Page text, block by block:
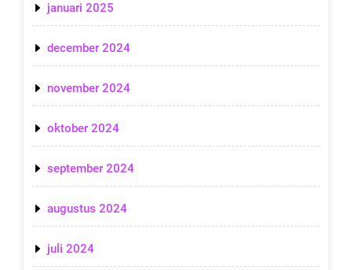
januari 2025
december 2024
november 2024
oktober 2024
september 2024
augustus 2024
juli 2024